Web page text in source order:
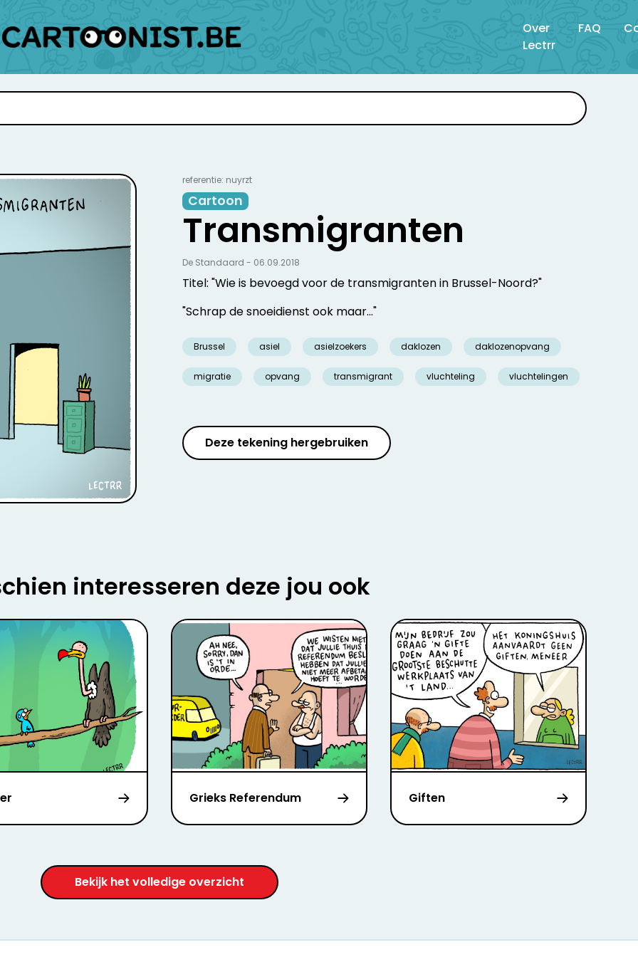
Over
Lectrr
FAQ
referentie: nuyrzt
Cartoon
Transmigranten
Titel: "Wie is bevoegd voor de transmigranten in Brussel-Noord?"
"Schrap de snoeidienst ook maar..."
Brussel asiel asielzoekers daklozen daklozenopvang
migratie opvang transmigrant vluchteling vluchtelingen
De Standaard - 06.09.2018
Deze tekening hergebruiken
interesseren deze jou ook
Grieks Referendum Giften
Bekijk het volledige overzicht